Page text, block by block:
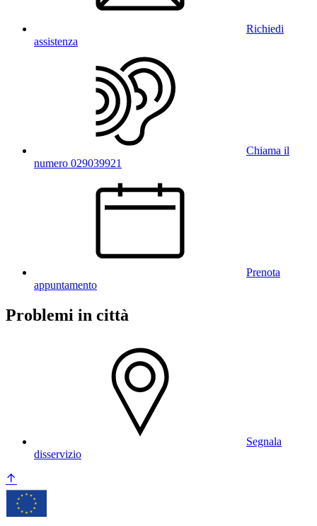
Richiedi
assistenza
Chiama il
numero 029039921
Prenota
appuntamento
Problemi in città
Segnala
disservizio